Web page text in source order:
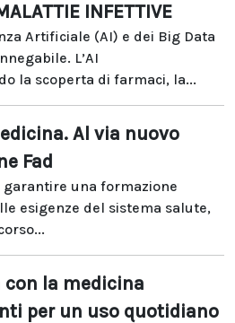
INFETTIVE
Artificiale (AI) e dei Big Data
L’AI
la scoperta di farmaci, la...
Al via nuovo
Fad
una formazione
esigenze del sistema salute,
con la medicina
per un uso quotidiano